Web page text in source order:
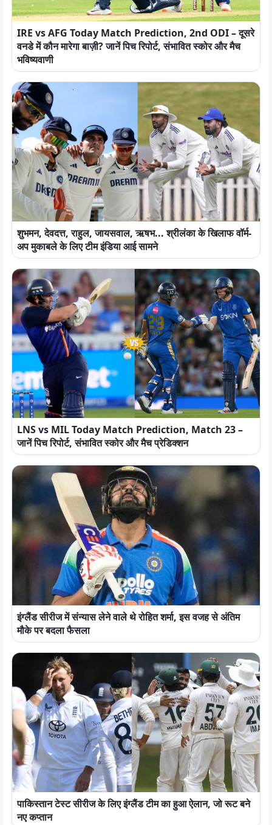
IRE vs AFG Today Match Prediction, 2nd ODI – दूसरे
वनडे में कौन मारेगा बाज़ी? जानें पिच रिपोर्ट, संभावित स्कोर और मैच
भविष्यवाणी
शुभमन, देवदत्त, राहुल, जायसवाल, ऋषभ... श्रीलंका के खिलाफ वॉर्म-
अप मुकाबले के लिए टीम इंडिया आई सामने
LNS vs MIL Today Match Prediction, Match 23 –
जानें पिच रिपोर्ट, संभावित स्कोर और मैच प्रेडिक्शन
इंग्लैंड सीरीज में संन्यास लेने वाले थे रोहित शर्मा, इस वजह से अंतिम
मौके पर बदला फैसला
पाकिस्तान टेस्ट सीरीज के लिए इंग्लैंड टीम का हुआ ऐलान, जो रूट बने
नए कप्तान